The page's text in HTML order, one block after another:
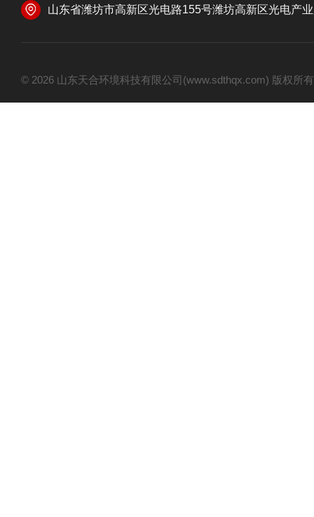
山东省潍坊市高新区光电路155号潍坊高新区光电产业加速器
© 2026 山东天合环境科技有限公司(www.sdthqx.com) 版权